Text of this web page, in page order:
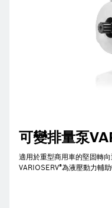
可變排量泵
適用於重型商用車的堅固轉
VARIOSERV®為液壓動力輔